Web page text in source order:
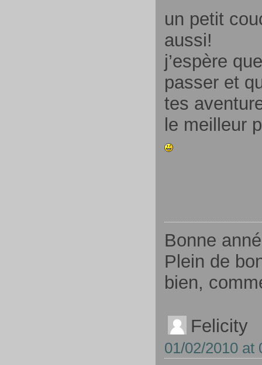
un petit
aussi!
j’espère
passer et
tes
le meilleur
Bonne
Plein de
bien,
Felicity
01/02/2010 at